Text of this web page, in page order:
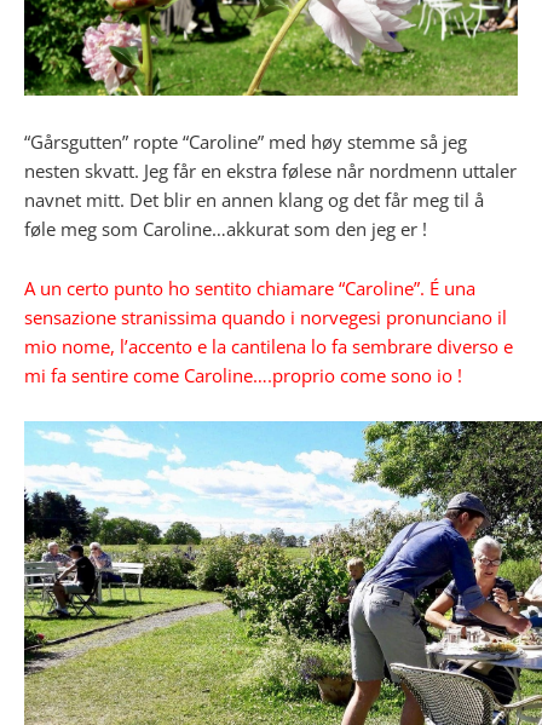
“Gårsgutten” ropte “Caroline” med høy stemme så jeg
nesten skvatt. Jeg får en ekstra følese når nordmenn uttaler
navnet mitt. Det blir en annen klang og det får meg til å
føle meg som Caroline…akkurat som den jeg er !
A un certo punto ho sentito chiamare “Caroline”. É una
sensazione stranissima quando i norvegesi pronunciano il
mio nome, l’accento e la cantilena lo fa sembrare diverso e
mi fa sentire come Caroline….proprio come sono io !